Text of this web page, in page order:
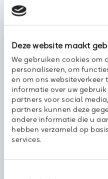
Deze website maakt
We gebruiken cookies om
personaliseren, om
en om ons websiteverkeer
informatie over uw
partners voor social
partners kunnen deze
andere informatie die u
hebben verzameld op
services.
Op alle fronten
Als ervaren IT-partner
beschermen van hun
aangepast aan uw situatie.